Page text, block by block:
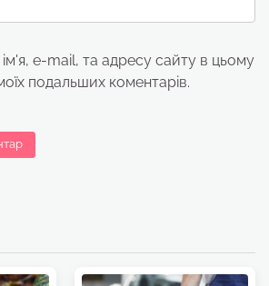
e-mail, та адресу сайту в цьому
подальших коментарів.